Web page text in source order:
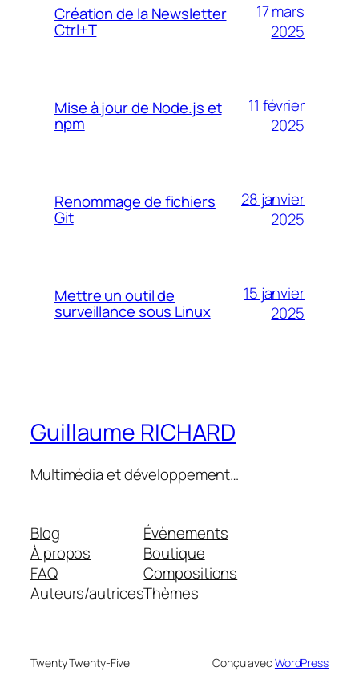
Création de la Newsletter
Ctrl+T
17 mars
2025
Mise à jour de Node.js et
npm
11 février
2025
Renommage de fichiers
Git
28 janvier
2025
Mettre un outil de
surveillance sous Linux
15 janvier
2025
Guillaume RICHARD
Multimédia et développement…
Blog
À propos
FAQ
Auteurs/autrices
Évènements
Boutique
Compositions
Thèmes
Twenty Twenty-Five Conçu avec WordPress